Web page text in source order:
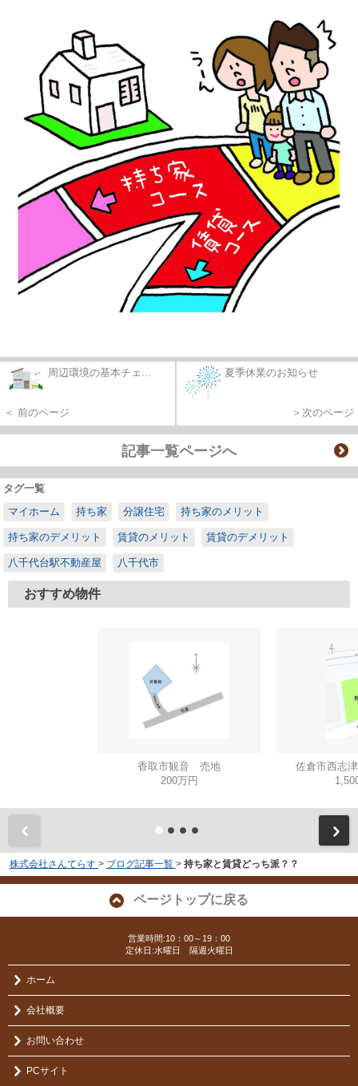
周辺環境の基本チェ...
＜ 前のページ
夏季休業のお知らせ
＞次のページ
記事一覧ページへ
タグ一覧
マイホーム
持ち家 分譲住宅 持ち家のメリット
持ち家のデメリット 賃貸のメリット 賃貸のデメリット
八千代台駅不動産屋 八千代市
おすすめ物件
香取市観音 売地
200万円
佐倉市西志
株式会社さんてらす > ブログ記事一覧 > 持ち家と賃貸どっち派？？
ページトップに戻る
営業時間:10：00～19：00
定休日:水曜日 隔週火曜日
ホーム
会社概要
お問い合わせ
PCサイト